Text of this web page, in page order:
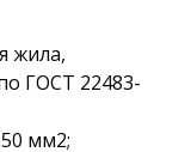
жила,
ГОСТ 22483-
мм2;